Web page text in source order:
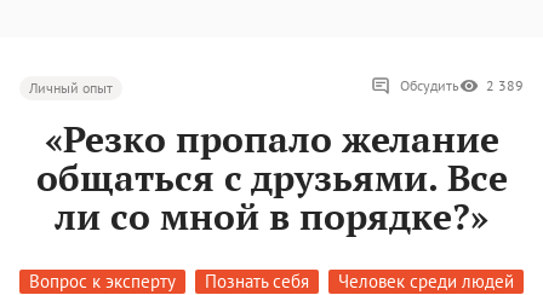
Личный опыт Обсудить 2 389
«Резко пропало желание
общаться с друзьями. Все
ли со мной в порядке?»
Вопрос к эксперту Познать себя Человек среди людей